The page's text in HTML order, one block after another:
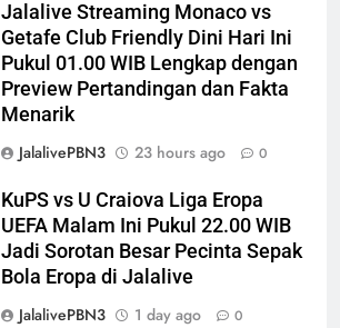
Jalalive Streaming Monaco vs
Getafe Club Friendly Dini Hari Ini
Pukul 01.00 WIB Lengkap dengan
Preview Pertandingan dan Fakta
Menarik
JalalivePBN3
23 hours ago 0
KuPS vs U Craiova Liga Eropa
UEFA Malam Ini Pukul 22.00 WIB
Jadi Sorotan Besar Pecinta Sepak
Bola Eropa di Jalalive
JalalivePBN3
1 day ago 0